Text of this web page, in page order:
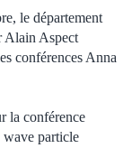
le département
Alain Aspect
conférences Anna
la conférence
particle